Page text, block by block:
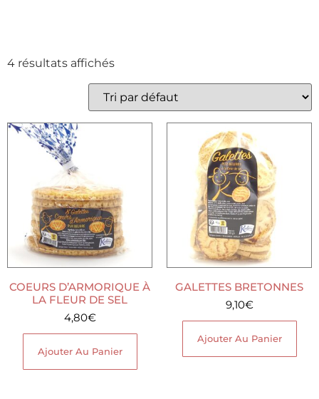
4 résultats affichés
COEURS D’ARMORIQUE À
LA FLEUR DE SEL
4,80€
Ajouter Au Panier
GALETTES BRETONNES
9,10€
Ajouter Au Panier